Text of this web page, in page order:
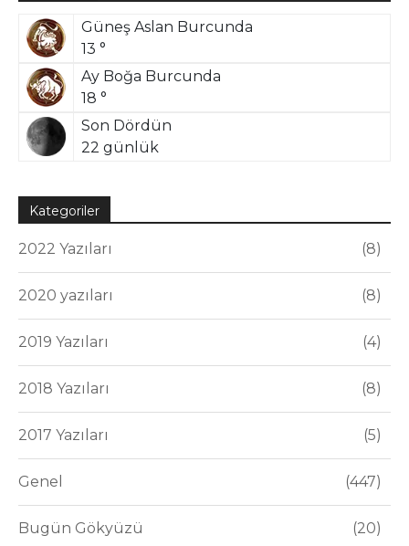
Güneş Aslan Burcunda
13 °
Ay Boğa Burcunda
18 °
Son Dördün
22 günlük
Kategoriler
2022 Yazıları 8
2020 yazıları 8
2019 Yazıları 4
2018 Yazıları 8
2017 Yazıları 5
Genel 447
Bugün Gökyüzü 20